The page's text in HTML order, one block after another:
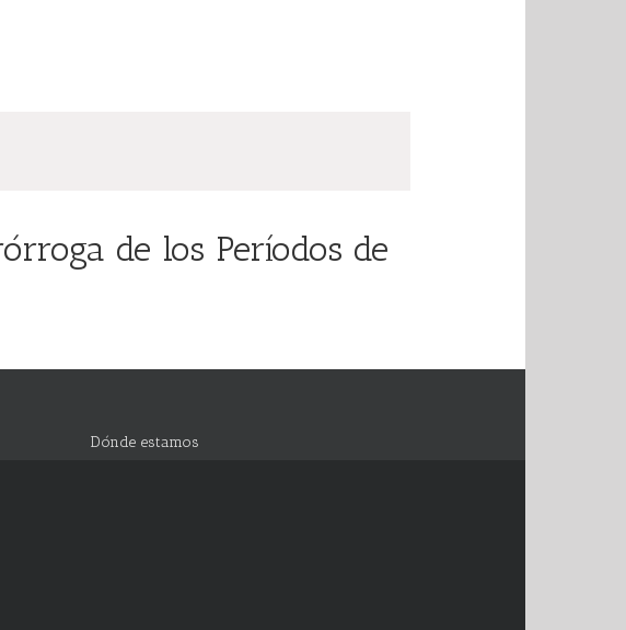
de los Períodos de
Dónde estamos